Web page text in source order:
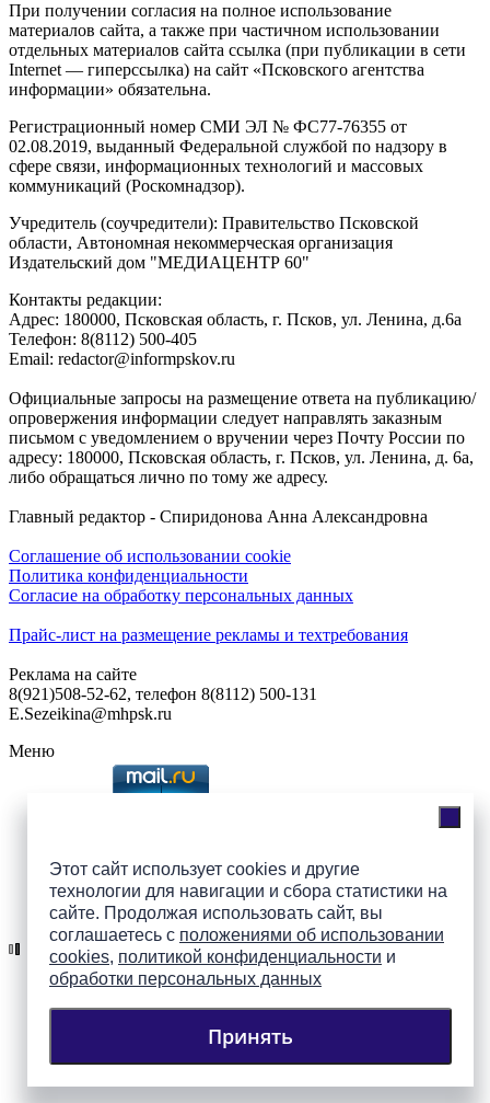
Этот сайт использует cookies и другие
технологии для навигации и сбора статистики на
сайте. Продолжая использовать сайт, вы
соглашаетесь с положениями об использовании
cookies, политикой конфиденциальности и
обработки персональных данных
Принять
При получении согласия на полное использование
материалов сайта, а также при частичном использовании
отдельных материалов сайта ссылка (при публикации в сети
Internet — гиперссылка) на сайт «Псковского агентства
информации» обязательна.
Регистрационный номер СМИ ЭЛ № ФС77-76355 от
02.08.2019, выданный Федеральной службой по надзору в
сфере связи, информационных технологий и массовых
коммуникаций (Роскомнадзор).
Учредитель (соучредители): Правительство Псковской
области, Автономная некоммерческая организация
Издательский дом "МЕДИАЦЕНТР 60"
Контакты редакции:
Адреc: 180000, Псковская область, г. Псков, ул. Ленина, д.6а
Телефон: 8(8112) 500-405
Email: redactor@informpskov.ru
Официальные запросы на размещение ответа на публикацию/
опровержения информации следует направлять заказным
письмом с уведомлением о вручении через Почту России по
адресу: 180000, Псковская область, г. Псков, ул. Ленина, д. 6а,
либо обращаться лично по тому же адресу.
Главный редактор - Спиридонова Анна Александровна
Соглашение об использовании cookie
Политика конфиденциальности
Согласие на обработку персональных данных
Прайс-лист на размещение рекламы и техтребования
Реклама на сайте
8(921)508-52-62, телефон 8(8112) 500-131
E.Sezeikina@mhpsk.ru
Меню
Подпишись на группы
ПАИ в соцсетях!